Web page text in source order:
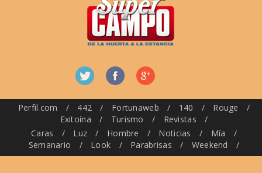
Perfil.com / 442 / Fortunaweb / 140 / Rouge
/
Exitoína
/ Turismo / Revistas
/
Caras
/ Luz / Hombre / Noticias / Mía
/
Semanario
/ Look / Parabrisas / Weekend /